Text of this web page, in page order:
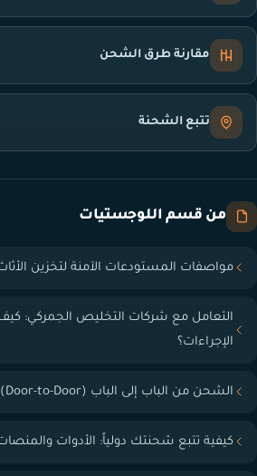
مقارنة طرق الشحن
تتبع الشحنة
من قسم اللوجستيات
مواصفات المستودعات الآمنة لتخزين
التعامل مع شركات التخليص الجمركي:
الإجراءات؟
الشحن من الباب إلى الباب (Door-to-Door): المميزات والعيوب
كيفية تتبع شحنتك دولياً: الأدوات